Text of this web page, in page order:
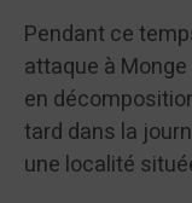
Pendant ce
attaque à
en
tard dans la
une localité